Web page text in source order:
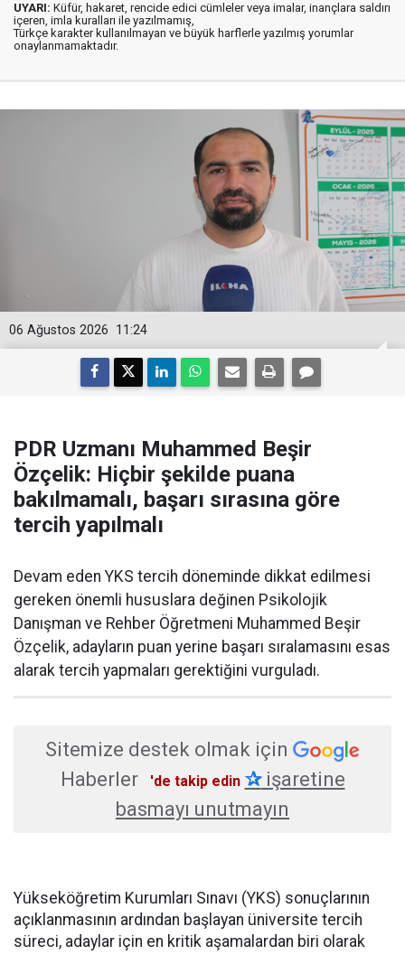
UYARI: Küfür, hakaret, rencide edici cümleler veya imalar, inançlara saldırı
içeren, imla kuralları ile yazılmamış,
Türkçe karakter kullanılmayan ve büyük harflerle yazılmış yorumlar
onaylanmamaktadır.
11:24
06 Ağustos 2026
PDR Uzmanı Muhammed Beşir
Özçelik: Hiçbir şekilde puana
bakılmamalı, başarı sırasına göre
tercih yapılmalı
Devam eden YKS tercih döneminde dikkat edilmesi
gereken önemli hususlara değinen Psikolojik
Danışman ve Rehber Öğretmeni Muhammed Beşir
Özçelik, adayların puan yerine başarı sıralamasını esas
alarak tercih yapmaları gerektiğini vurguladı.
Sitemize destek olmak için
Haberler
'de takip edin ✰işaretine
basmayı unutmayın
Yükseköğretim Kurumları Sınavı (YKS) sonuçlarının
açıklanmasının ardından başlayan üniversite tercih
süreci, adaylar için en kritik aşamalardan biri olarak